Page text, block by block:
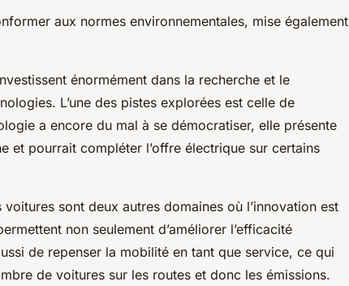
aux normes environnementales, mise également
énormément dans la recherche et le
L’une des pistes explorées est celle de
a encore du mal à se démocratiser, elle présente
et pourrait compléter l’offre électrique sur certains
sont deux autres domaines où l’innovation est
non seulement d’améliorer l’efficacité
de repenser la mobilité en tant que service, ce qui
de voitures sur les routes et donc les émissions.